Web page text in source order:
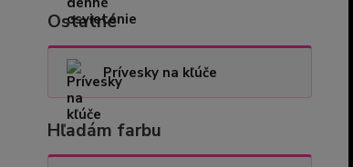
Ostatné
Prívesky na kľúče
Hľadám farbu